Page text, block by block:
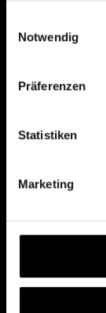
Notwendig
Präferenzen
Statistiken
Marketing
All rights reserved.
Depot eröffnen
Depot
Konditionen